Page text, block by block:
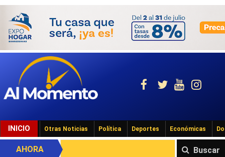
INICIO Otras Noticias Política Deportes Económicas
Buscar
AHORA